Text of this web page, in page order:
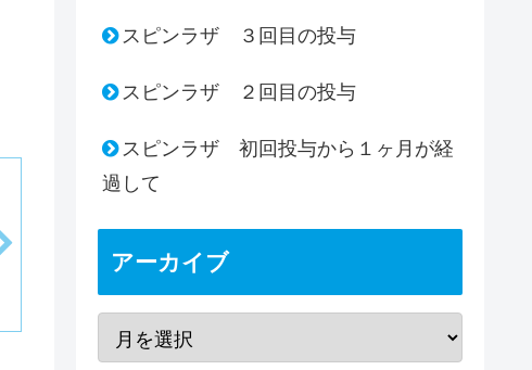
スピンラザ ３回目の投与
スピンラザ ２回目の投与
スピンラザ 初回投与から１ヶ月が経
過して
アーカイブ